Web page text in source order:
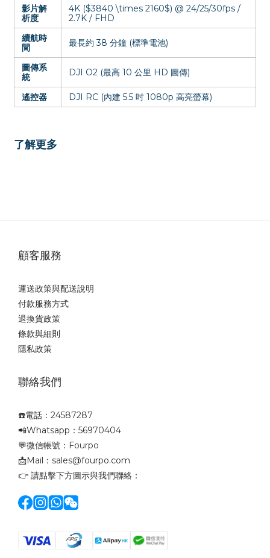
影片解
析度
4K ($3840 \times 2160$) @ 24/25/30fps /
2.7K / FHD
續航時
間
最長約 38 分鐘 (標準電池)
圖傳系
統
DJI O2 (最高 10 公里 HD 圖傳)
遙控器 DJI RC (內建 5.5 吋 1080p 高亮螢幕)
了解更多
顧客服務
運送政策與配送說明
付款服務方式
退換貨政策
條款與細則
隱私政策
聯絡我們
☎️電話：24587287
📲Whatsapp：56970404
💬微信帳號：Fourpo
📩Mail：sales@fourpo.com
👉 請點擊下方圖示與我們聯絡：